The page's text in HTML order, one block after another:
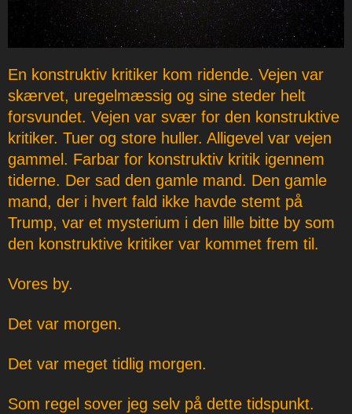
En konstruktiv kritiker kom ridende. Vejen var
skærvet, uregelmæssig og sine steder helt
forsvundet. Vejen var svær for den konstruktive
kritiker. Tuer og store huller. Alligevel var vejen
gammel. Farbar for konstruktiv kritik igennem
tiderne. Der sad den gamle mand. Den gamle
mand, der i hvert fald ikke havde stemt på
Trump, var et mysterium i den lille bitte by som
den konstruktive kritiker var kommet frem til.
Vores by.
Det var morgen.
Det var meget tidlig morgen.
Som regel sover jeg selv på dette tidspunkt.